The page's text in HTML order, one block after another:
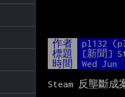
作者 pl132
標題
[新聞]
時間
Wed
Steam 反壟斷成